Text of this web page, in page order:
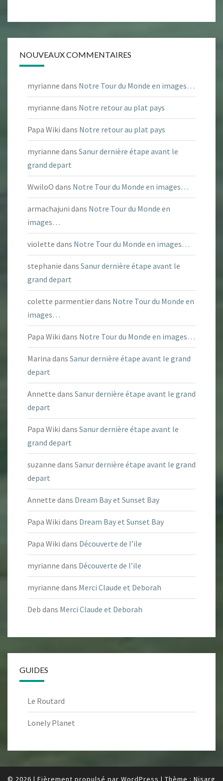
NOUVEAUX COMMENTAIRES
myrianne dans Notre Tour du Monde en images…
myrianne dans Notre retour au plat pays
Papa Wiki dans Notre retour au plat pays
myrianne dans Sanur dernière étape avant le
grand depart
WwiloO dans Notre Tour du Monde en images…
armachajuni dans Notre Tour du Monde en
images…
violette dans Notre Tour du Monde en images…
stephanie dans Sanur dernière étape avant le
grand depart
colette parmentierdans Notre Tour du Monde en
images…
Papa Wiki dans Notre Tour du Monde en images…
Marina dans Sanur dernière étape avant le grand
depart
Annette dans Sanur dernière étape avant le grand
depart
Papa Wiki dans Sanur dernière étape avant le
grand depart
suzanne dans Sanur dernière étape avant le grand
depart
Annette dans Dream Bay et Sunset Bay
Papa Wiki dans Dream Bay et Sunset Bay
Papa Wiki dans Découverte de l’ile
myrianne dans Découverte de l’ile
myrianne dans Merci Claude et Deborah
Deb dans Merci Claude et Deborah
GUIDES
Le Routard
Lonely Planet
© 2026 | Fièrement propulsé par WordPress | Thème : Nisarg